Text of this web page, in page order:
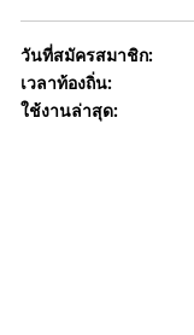
วันที่สมัครสมาชิก:
เวลาท้องถิ่น:
ใช้งานล่าสุด: